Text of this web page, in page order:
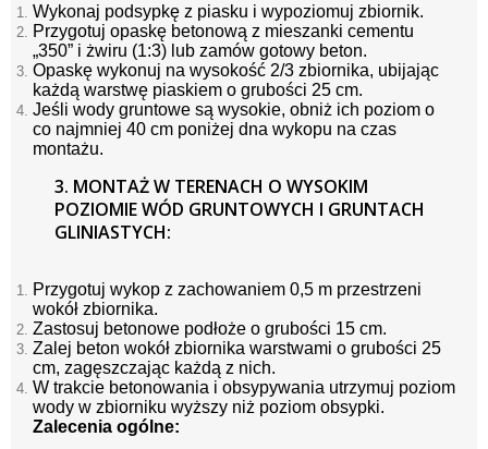
Wykonaj podsypkę z piasku i wypoziomuj zbiornik.
Przygotuj opaskę betonową z mieszanki cementu
„350” i żwiru (1:3) lub zamów gotowy beton.
Opaskę wykonuj na wysokość 2/3 zbiornika, ubijając
każdą warstwę piaskiem o grubości 25 cm.
Jeśli wody gruntowe są wysokie, obniż ich poziom o
co najmniej 40 cm poniżej dna wykopu na czas
montażu.
3. MONTAŻ W TERENACH O WYSOKIM
POZIOMIE WÓD GRUNTOWYCH I GRUNTACH
GLINIASTYCH:
Przygotuj wykop z zachowaniem 0,5 m przestrzeni
wokół zbiornika.
Zastosuj betonowe podłoże o grubości 15 cm.
Zalej beton wokół zbiornika warstwami o grubości 25
cm, zagęszczając każdą z nich.
W trakcie betonowania i obsypywania utrzymuj poziom
wody w zbiorniku wyższy niż poziom obsypki.
Zalecenia ogólne: